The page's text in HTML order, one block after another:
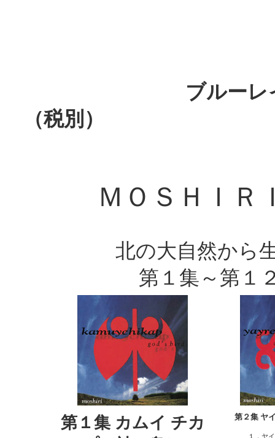
ブルーレイディス
（税別）
ＭＯＳＨＩ
北の大自然から
第１集～第１
第１集 カムイ チカ
第２集 ヤ
１．ヤ